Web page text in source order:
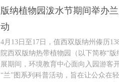
版纳植物园泼水节期间举办
动
4月13日至17日，值西双版纳州傣历
院西双版纳热带植物园（以下简称“
展期间，环境教育中心面向入园游客
“兰”图系列科普活动，旨在让公众在